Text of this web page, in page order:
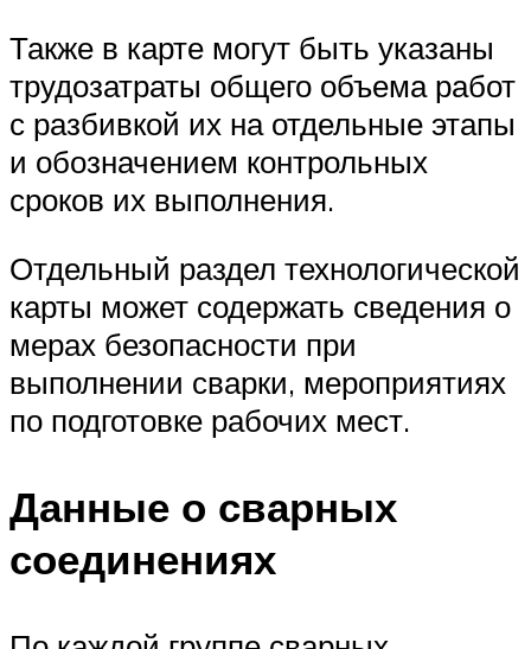
Также в карте могут быть указаны
трудозатраты общего объема работ
с разбивкой их на отдельные этапы
и обозначением контрольных
сроков их выполнения.
Отдельный раздел технологической
карты может содержать сведения о
мерах безопасности при
выполнении сварки, мероприятиях
по подготовке рабочих мест.
Данные о сварных
соединениях